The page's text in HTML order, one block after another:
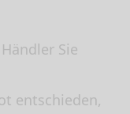
Sie
entschieden,